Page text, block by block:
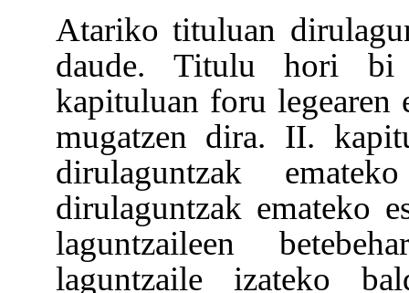
Atariko tituluan
daude. Titulu hori bi
kapituluan foru legearen
mugatzen dira. II.
dirulaguntzak
dirulaguntzak emateko
laguntzaileen
laguntzaile izateko